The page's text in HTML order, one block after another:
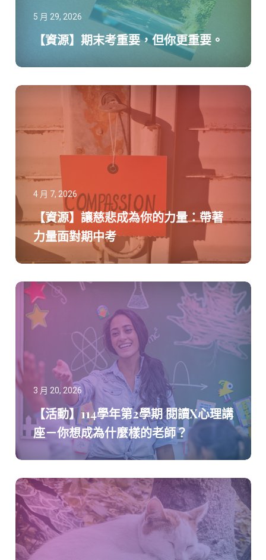
5 月 29, 2026
【資源】期末考重要，但你更重要。
4 月 7, 2026
【資源】讓慈悲成為你的力量：帶著
力量面對期中考
3 月 20, 2026
【活動】114學年第2學期 閱讀X心理講
座－你想成為什麼樣的老師？